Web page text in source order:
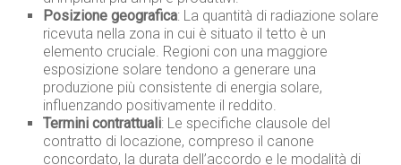
Posizione geografica: La quantità di radiazione solare
ricevuta nella zona in cui è situato il tetto è un
elemento cruciale. Regioni con una maggiore
esposizione solare tendono a generare una
produzione più consistente di energia solare,
influenzando positivamente il reddito.
Termini contrattuali: Le specifiche clausole del
contratto di locazione, compreso il canone
concordato, la durata dell’accordo e le modalità di